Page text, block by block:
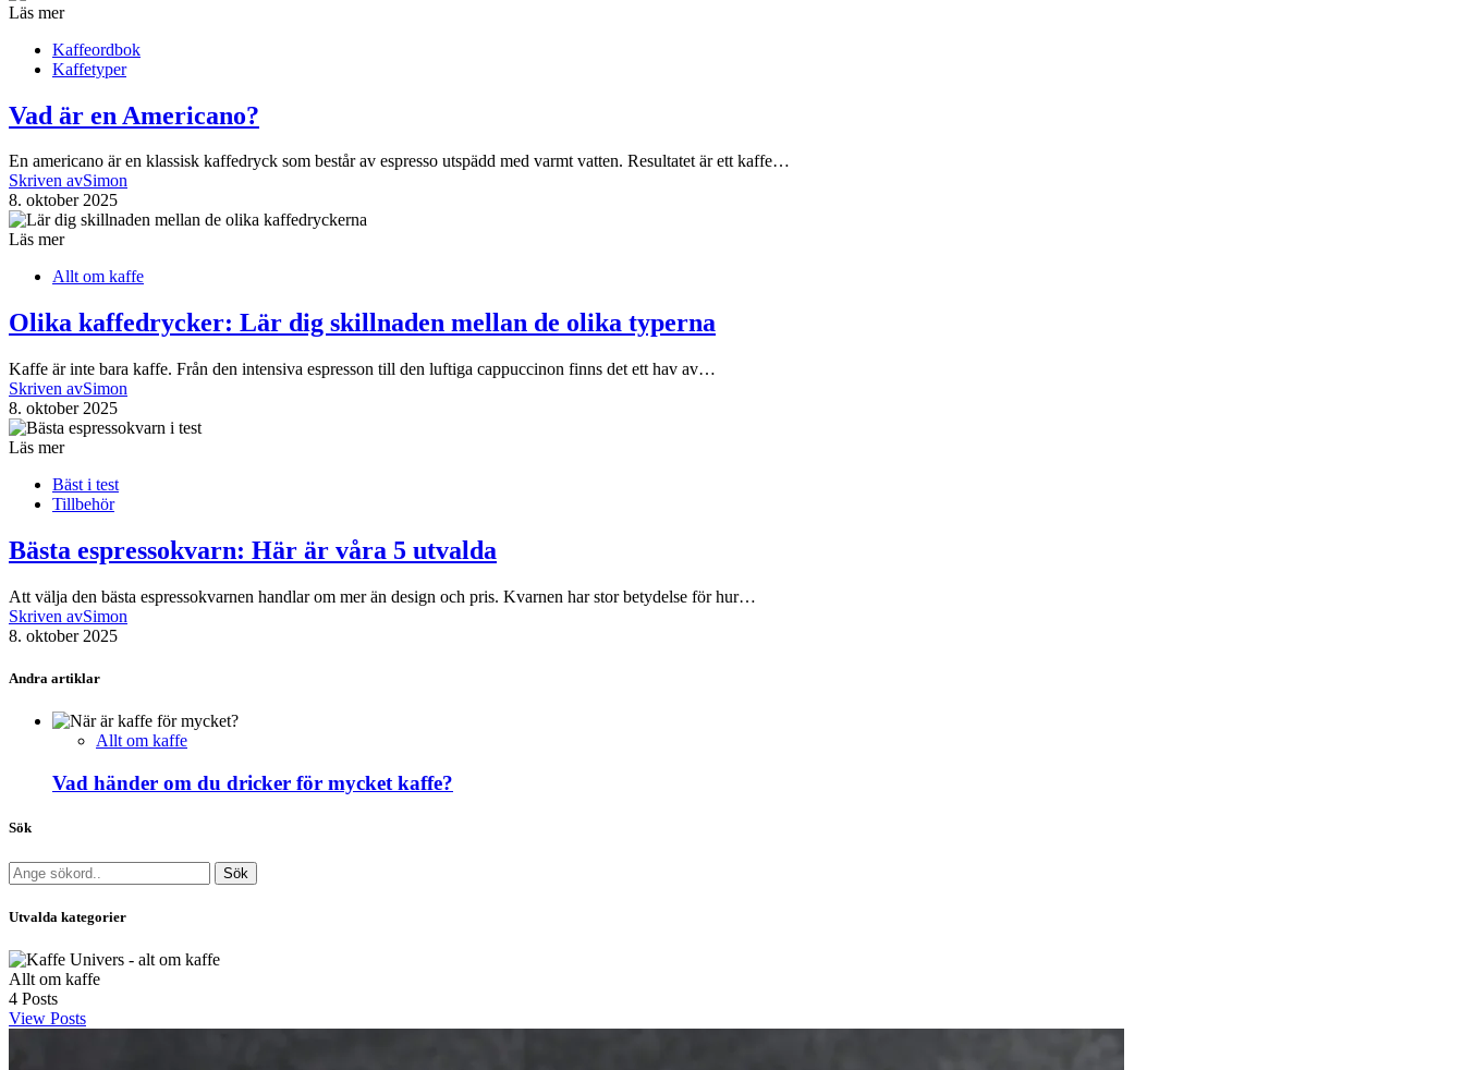
Läs mer
Kaffeordbok
Kaffetyper
Vad är en Americano?
En americano är en klassisk kaffedryck som består av espresso utspädd med varmt vatten. Resultatet är ett kaffe…
Skriven avSimon
8. oktober 2025
Läs mer
Allt om kaffe
Olika kaffedrycker: Lär dig skillnaden mellan de olika typerna
Kaffe är inte bara kaffe. Från den intensiva espresson till den luftiga cappuccinon finns det ett hav av…
Skriven avSimon
8. oktober 2025
Läs mer
Bäst i test
Tillbehör
Bästa espressokvarn: Här är våra 5 utvalda
Att välja den bästa espressokvarnen handlar om mer än design och pris. Kvarnen har stor betydelse för hur…
Skriven avSimon
8. oktober 2025
Andra artiklar
Allt om kaffe
Vad händer om du dricker för mycket kaffe?
Sök
Sök
Utvalda kategorier
Allt om kaffe
4 Posts
View Posts